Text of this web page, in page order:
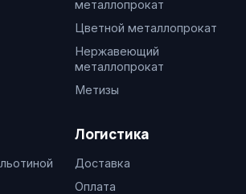
металлопрокат
Цветной металлопрокат
Нержавеющий
металлопрокат
Метизы
Логистика
Доставка
Оплата